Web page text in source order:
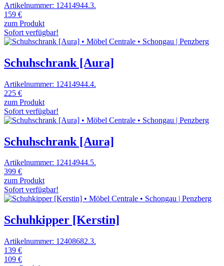
Artikelnummer: 12414944.3.
159 €
zum Produkt
Sofort verfügbar!
Schuhschrank [Aura]
Artikelnummer: 12414944.4.
225 €
zum Produkt
Sofort verfügbar!
Schuhschrank [Aura]
Artikelnummer: 12414944.5.
399 €
zum Produkt
Sofort verfügbar!
Schuhkipper [Kerstin]
Artikelnummer: 12408682.3.
139 €
109 €